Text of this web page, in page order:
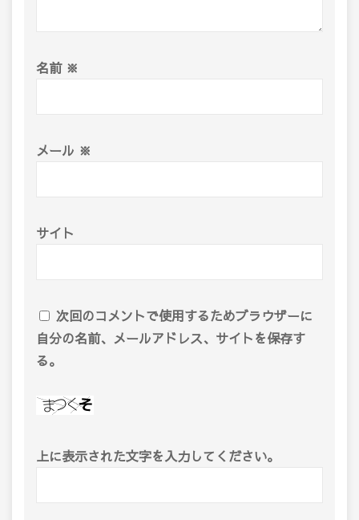
名前 ※
メール ※
サイト
次回のコメントで使用するためブラウザーに
自分の名前、メールアドレス、サイトを保存す
る。
上に表示された文字を入力してください。